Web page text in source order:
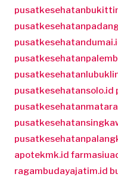
pusatkesehatansolo.id
apotekmk.id
ragambudayajatim.id